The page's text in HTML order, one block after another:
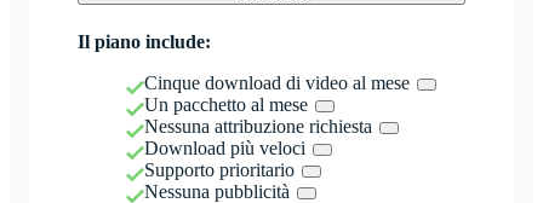
Il piano include:
Cinque download di video al mese
Un pacchetto al mese
Nessuna attribuzione richiesta
Download più veloci
Supporto prioritario
Nessuna pubblicità